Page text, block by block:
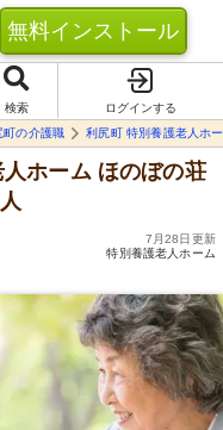
無料インストール
検索
ログインする
町の介護職 利尻町 特別養護老人ホ
人ホーム ほのぼの荘
7月28日更新
特別養護老人ホーム